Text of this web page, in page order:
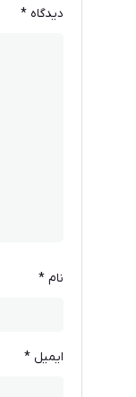
دیدگاه *
نام *
ایمیل *